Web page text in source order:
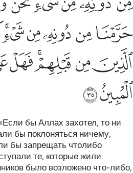
ﱑﱒﱓﱔﱕﱖ
ﱙﱚﱛﱜﱝ
ﱢﱣ
бы Аллах захотел, то ни
бы поклоняться ничему,
бы запрещать чтолибо
те, которые жили
было возложено что-либо,